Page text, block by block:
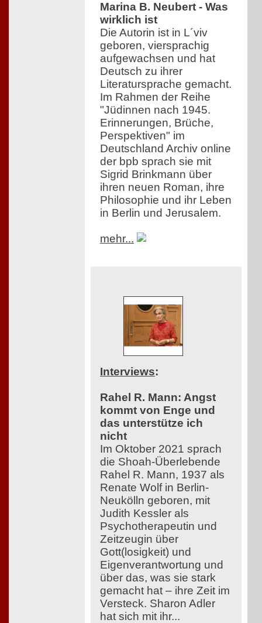
Marina B. Neubert - Was
wirklich ist
Die Autorin ist in L´viv
geboren, viersprachig
aufgewachsen und hat
Deutsch zu ihrer
Literatursprache gemacht.
Im Rahmen der Reihe
"Jüdinnen nach 1945.
Erinnerungen, Brüche,
Perspektiven" im
Deutschland Archiv online
der bpb sprach sie mit
Sigrid Brinkmann über
ihren neuen Roman, ihre
Philosophie und ihr Leben
in Berlin und Jerusalem.
mehr...
Interviews:
Rahel R. Mann: Angst
kommt von Enge und
das unterstütze ich
nicht
Im Oktober 2021 sprach
die Shoah-Überlebende
Rahel R. Mann, 1937 als
Renate Wolf in Berlin-
Neukölln geboren, mit
Judith Kessler als
Psychotherapeutin und
Zeitzeugin über
Gott(losigkeit) und
Eigenverantwortung und
über das, was sie stark
gemacht hat – ihre Zeit im
Versteck. Sharon Adler
hat sich mit ihr...